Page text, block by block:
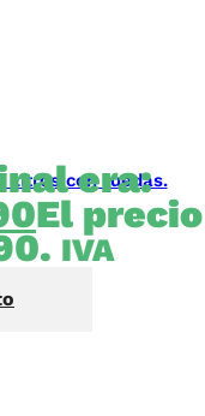
Litros con ruedas.
era:
El precio
IVA